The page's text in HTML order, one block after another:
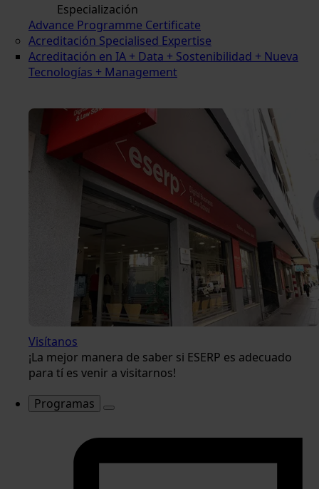
Especialización
Advance Programme Certificate
Acreditación Specialised Expertise
Acreditación en IA + Data + Sostenibilidad + Nueva
Tecnologías + Management
Visítanos
¡La mejor manera de saber si ESERP es adecuado
para tí es venir a visitarnos!
Programas